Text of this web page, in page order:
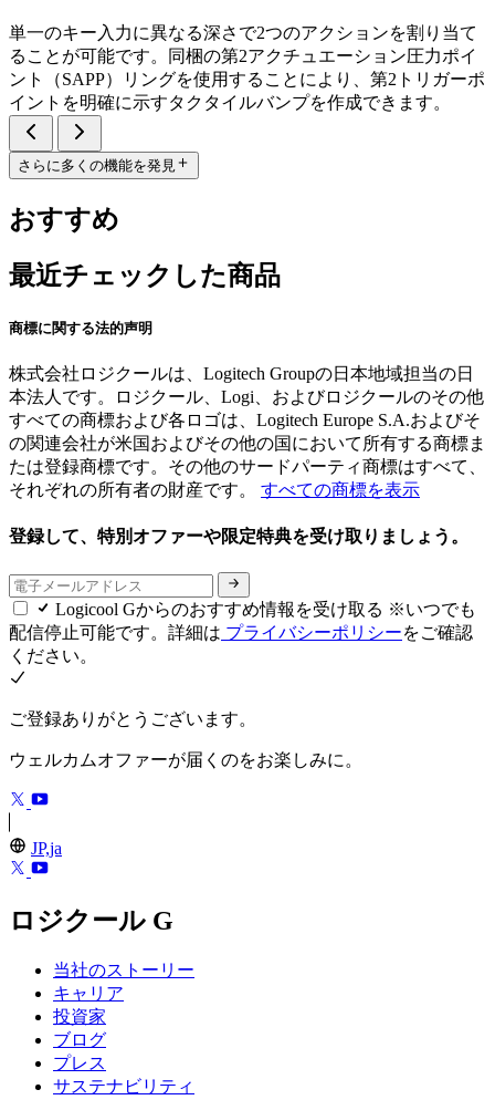
単一のキー入力に異なる深さで2つのアクションを割り当て
ることが可能です。同梱の第2アクチュエーション圧力ポイ
ント（SAPP）リングを使用することにより、第2トリガーポ
イントを明確に示すタクタイルバンプを作成できます。
さらに多くの機能を発見
おすすめ
最近チェックした商品
商標に関する法的声明
株式会社ロジクールは、Logitech Groupの日本地域担当の日
本法人です。ロジクール、Logi、およびロジクールのその他
すべての商標および各ロゴは、Logitech Europe S.A.およびそ
の関連会社が米国およびその他の国において所有する商標ま
たは登録商標です。その他のサードパーティ商標はすべて、
それぞれの所有者の財産です。 すべての商標を表示
登録して、特別オファーや限定特典を受け取りましょう。
Logicool Gからのおすすめ情報を受け取る ※いつでも
配信停止可能です。詳細は プライバシーポリシーをご確認
ください。
ご登録ありがとうございます。
ウェルカムオファーが届くのをお楽しみに。
JP,ja
ロジクール G
当社のストーリー
キャリア
投資家
ブログ
プレス
サステナビリティ